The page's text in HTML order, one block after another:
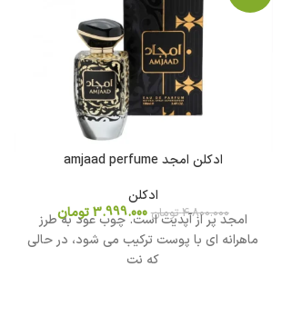
ادکلن امجد amjaad perfume
ادکلن
4.800.000تومان 3.999.000تومان
امجد پر از آپدیت است. چوب عود به طرز
ماهرانه ای با پوست ترکیب می شود، در حالی
که نت